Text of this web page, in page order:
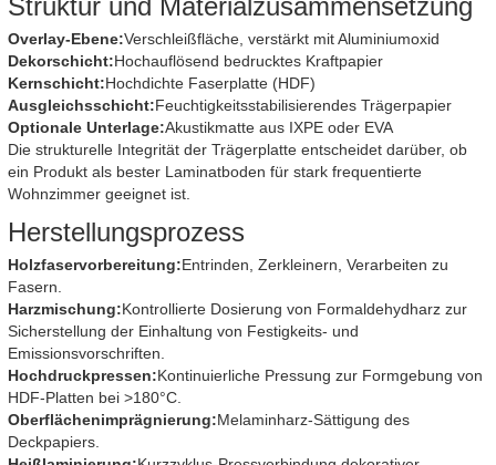
Struktur und Materialzusammensetzung
Overlay-Ebene:Verschleißfläche, verstärkt mit Aluminiumoxid
Dekorschicht:Hochauflösend bedrucktes Kraftpapier
Kernschicht:Hochdichte Faserplatte (HDF)
Ausgleichsschicht:Feuchtigkeitsstabilisierendes Trägerpapier
Optionale Unterlage:Akustikmatte aus IXPE oder EVA
Die strukturelle Integrität der Trägerplatte entscheidet darüber, ob
ein Produkt als bester Laminatboden für stark frequentierte
Wohnzimmer geeignet ist.
Herstellungsprozess
Holzfaservorbereitung:Entrinden, Zerkleinern, Verarbeiten zu
Fasern.
Harzmischung:Kontrollierte Dosierung von Formaldehydharz zur
Sicherstellung der Einhaltung von Festigkeits- und
Emissionsvorschriften.
Hochdruckpressen:Kontinuierliche Pressung zur Formgebung von
HDF-Platten bei >180°C.
Oberflächenimprägnierung:Melaminharz-Sättigung des
Deckpapiers.